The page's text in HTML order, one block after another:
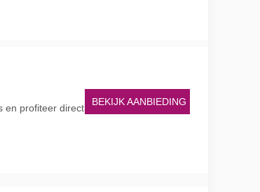
en profiteer direct
BEKIJK AANBIEDING